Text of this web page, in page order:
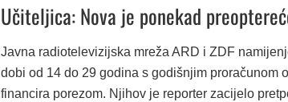
Učiteljica: Nova je ponekad
Javna radiotelevizijska mreža ARD i ZDF
dobi od 14 do 29 godina s godišnjim proračunom
financira porezom. Njihov je reporter zacijelo